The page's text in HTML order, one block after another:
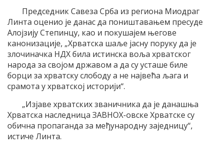
Председник Савеза Срба из региона Mиодраг
Линта оценио jе данас да поништавањем пресуде
Aлоjзиjу Степинцу, као и покушаjем његове
канонизациjе, „Хрватска шаље jасну поруку да jе
злочиначка НДХ била истинска воља хрватског
народа за своjом државом а да су усташе биле
борци за хрватску слободу а не наjвећа љага и
срамота у хрватскоj историjи“.
„Изjаве хрватских званичника да jе данашња
Хрватска наследница ЗAВНOХ-овске Хрватске су
обична пропаганда за међународну заjедницу“,
истиче Линта.